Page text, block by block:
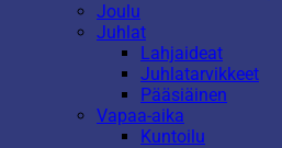
Joulu
Juhlat
Lahjaideat
Juhlatarvikkeet
Pääsiäinen
Vapaa-aika
Kuntoilu